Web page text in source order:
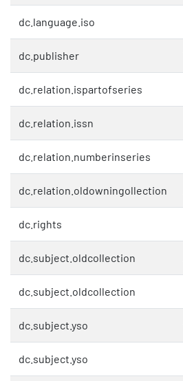
dc.language.iso
dc.publisher
dc.relation.ispartofseries
dc.relation.issn
dc.relation.numberinseries
dc.relation.oldowningollection
dc.rights
dc.subject.oldcollection
dc.subject.oldcollection
dc.subject.yso
dc.subject.yso